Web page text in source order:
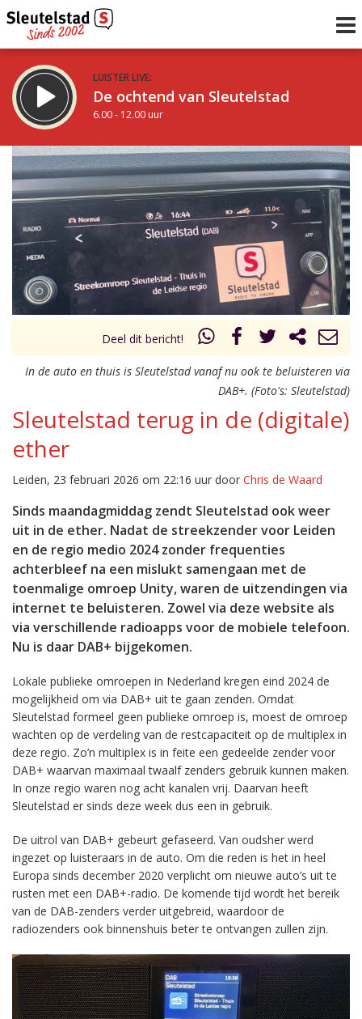
LUISTER LIVE:
De ochtend van Sleutelstad
6.00 - 12.00 uur
STRAKS:
De middag van Sleutelstad
12.00 - 19.00 uur
Vorig uur
uur 1 van 0 Volgend uur
Deel dit bericht!
In de auto en thuis is Sleutelstad vanaf nu ook te beluisteren via
DAB+. (Foto's: Sleutelstad)
Sleutelstad terug in de (digitale)
ether
Leiden, 23 februari 2026 om 22:16 uur door Chris de Waard
Sinds maandagmiddag zendt Sleutelstad ook weer
uit in de ether. Nadat de streekzender voor Leiden
en de regio medio 2024 zonder frequenties
achterbleef na een mislukt samengaan met de
toenmalige omroep Unity, waren de uitzendingen via
internet te beluisteren. Zowel via deze website als
via verschillende radioapps voor de mobiele telefoon.
Nu is daar DAB+ bijgekomen.
Lokale publieke omroepen in Nederland kregen eind 2024 de
mogelijkheid om via DAB+ uit te gaan zenden. Omdat
Sleutelstad formeel geen publieke omroep is, moest de omroep
wachten op de verdeling van de restcapaciteit op de multiplex in
deze regio. Zo’n multiplex is in feite een gedeelde zender voor
DAB+ waarvan maximaal twaalf zenders gebruik kunnen maken.
In onze regio waren nog acht kanalen vrij. Daarvan heeft
Sleutelstad er sinds deze week dus een in gebruik.
De uitrol van DAB+ gebeurt gefaseerd. Van oudsher werd
ingezet op luisteraars in de auto. Om die reden is het in heel
Europa sinds december 2020 verplicht om nieuwe auto’s uit te
rusten met een DAB+-radio. De komende tijd wordt het bereik
van de DAB-zenders verder uitgebreid, waardoor de
radiozenders ook binnenshuis beter te ontvangen zullen zijn.